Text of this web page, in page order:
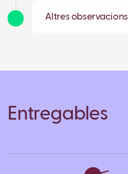
Altres observacions
Entregables